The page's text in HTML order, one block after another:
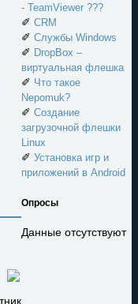
- TeamViewer ???
✐ CRM
✐ Службы Windows
✐ DropBox –
виртуальная флешка
✐ Что такое
Nepomuk?
✐ Создание
загрузочной флешки
Linux
✐ Установка игр и
приложений в Android
Опросы
Данные отсутствуют